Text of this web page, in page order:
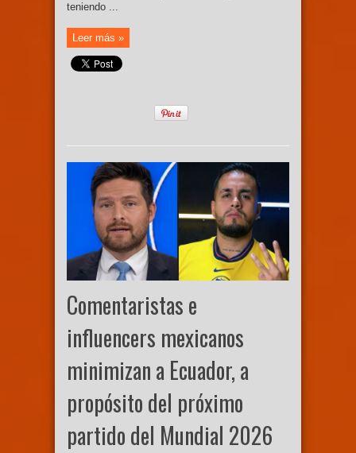
teniendo ...
Leer más »
Comentaristas e
influencers mexicanos
minimizan a Ecuador, a
propósito del próximo
partido del Mundial 2026